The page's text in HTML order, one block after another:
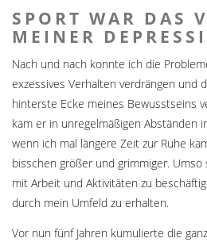
SPORT WAR DAS
MEINER
Nach und nach konnte ich die
exzessives Verhalten verdrängen und
hinterste Ecke meines Bewusstseins
kam er in unregelmäßigen Abständen
wenn ich mal längere Zeit zur Ruhe
bisschen größer und grimmiger.
mit Arbeit und Aktivitäten zu
durch mein Umfeld zu erhalten.
Vor nun fünf Jahren kumulierte die